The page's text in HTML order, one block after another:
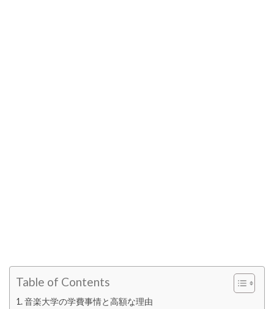
Table of Contents
音楽大学の学費事情と高額な理由